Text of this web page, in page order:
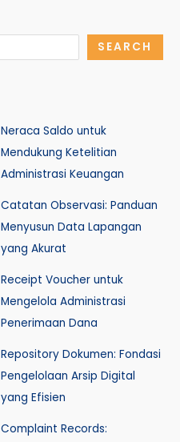
SEARCH
Neraca Saldo untuk
Mendukung Ketelitian
Administrasi Keuangan
Catatan Observasi: Panduan
Menyusun Data Lapangan
yang Akurat
Receipt Voucher untuk
Mengelola Administrasi
Penerimaan Dana
Repository Dokumen: Fondasi
Pengelolaan Arsip Digital
yang Efisien
Complaint Records: